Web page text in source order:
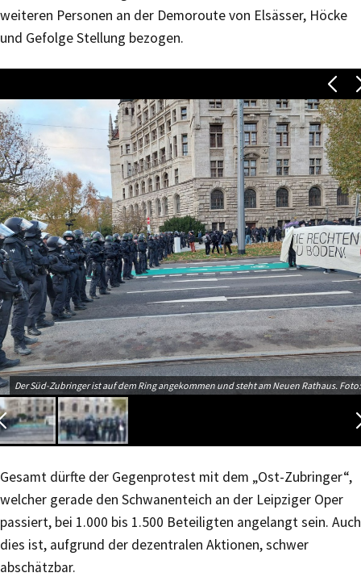
weiteren Personen an der Demoroute von Elsässer, Höcke
und Gefolge Stellung bezogen.
Der Süd-Zubringer ist auf dem Ring angekommen und steht am Neuen Rathaus.
Gesamt dürfte der Gegenprotest mit dem „Ost-Zubringer“,
welcher gerade den Schwanenteich an der Leipziger Oper
passiert, bei 1.000 bis 1.500 Beteiligten angelangt sein. Auch
dies ist, aufgrund der dezentralen Aktionen, schwer
abschätzbar.